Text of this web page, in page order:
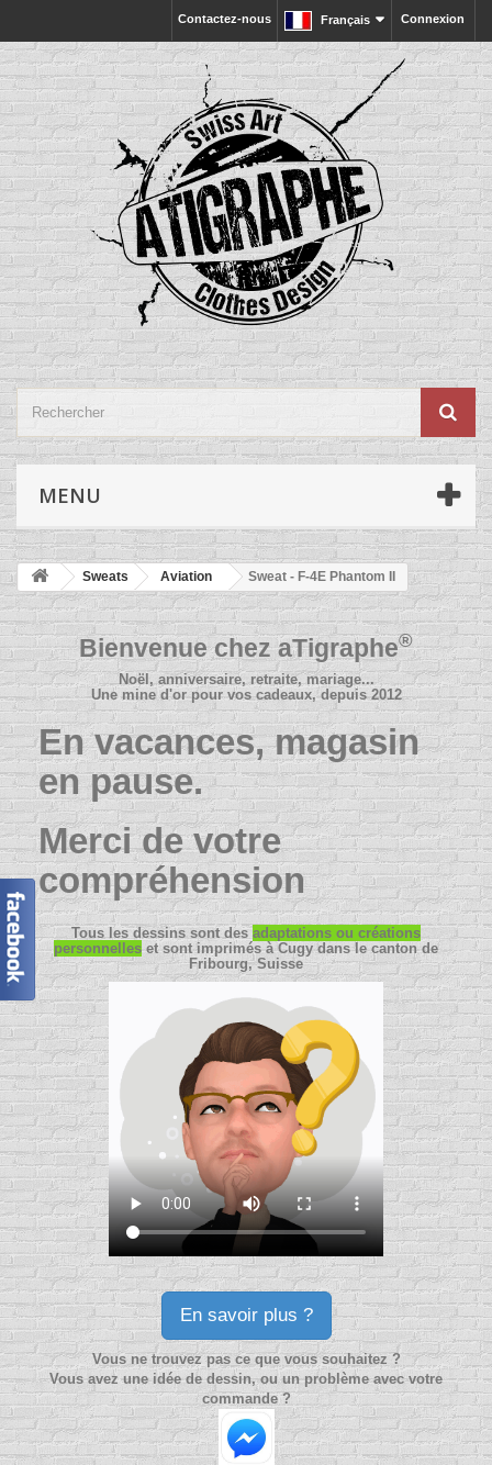
Connexion
Français
Contactez-nous
MENU
Sweats Aviation Sweat - F-4E Phantom II
Bienvenue chezaTigraphe®
Noël, anniversaire, retraite, mariage...
Une mine d'or pour vos cadeaux, depuis 2012
En vacances, magasin
en pause.
Merci de votre
compréhension
Tous les dessins sont desadaptations ou créations
personnelleset sont imprimés à Cugy dans le canton de
Fribourg, Suisse
En savoir plus ?
Vous ne trouvez pas ce que vous souhaitez ?
Vous avez une idée de dessin, ou un problème avec votre
commande ?